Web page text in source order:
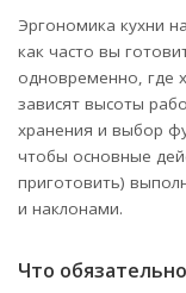
Эргономика кухни
как часто вы
одновременно, где
зависят высоты
хранения и выбор
чтобы основные
приготовить)
и наклонами.
Что